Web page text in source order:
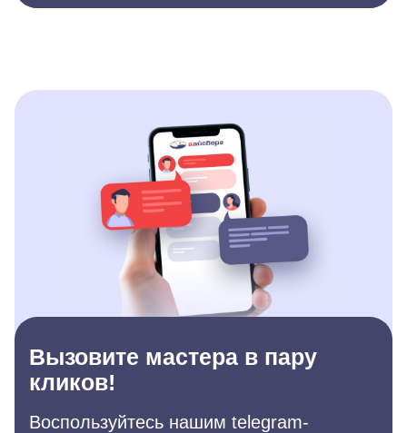
Вызовите мастера в пару
кликов!
Воспользуйтесь нашим telegram-